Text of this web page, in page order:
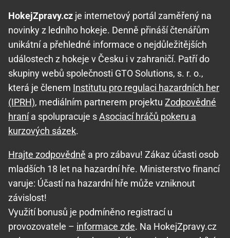
HokejZpravy.cz je internetový portál zaměřený na
novinky z ledního hokeje. Denně přináší čtenářům
unikátní a přehledné informace o nejdůležitějších
událostech z hokeje v Česku i v zahraničí. Patří do
skupiny webů společnosti GTO Solutions, s. r. o.,
která je členem Institutu pro regulaci hazardních her
(IPRH), mediálním partnerem projektu Zodpovědné
hranía spolupracuje sAsociací hráčů pokeru a
kurzových sázek.
Hrajte zodpovědně a pro zábavu! Zákaz účasti osob
mladších 18 let na hazardní hře. Ministerstvo financí
varuje: Účastí na hazardní hře může vzniknout
závislost!
Využití bonusů je podmíněno registrací u
provozovatele – informace zde. Na HokejZpravy.cz